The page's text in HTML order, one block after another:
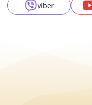
viber